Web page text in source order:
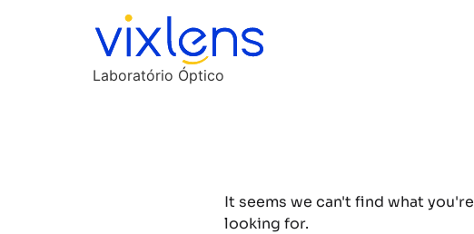
Laboratório Óptico
It seems we can't find what you're
looking for.